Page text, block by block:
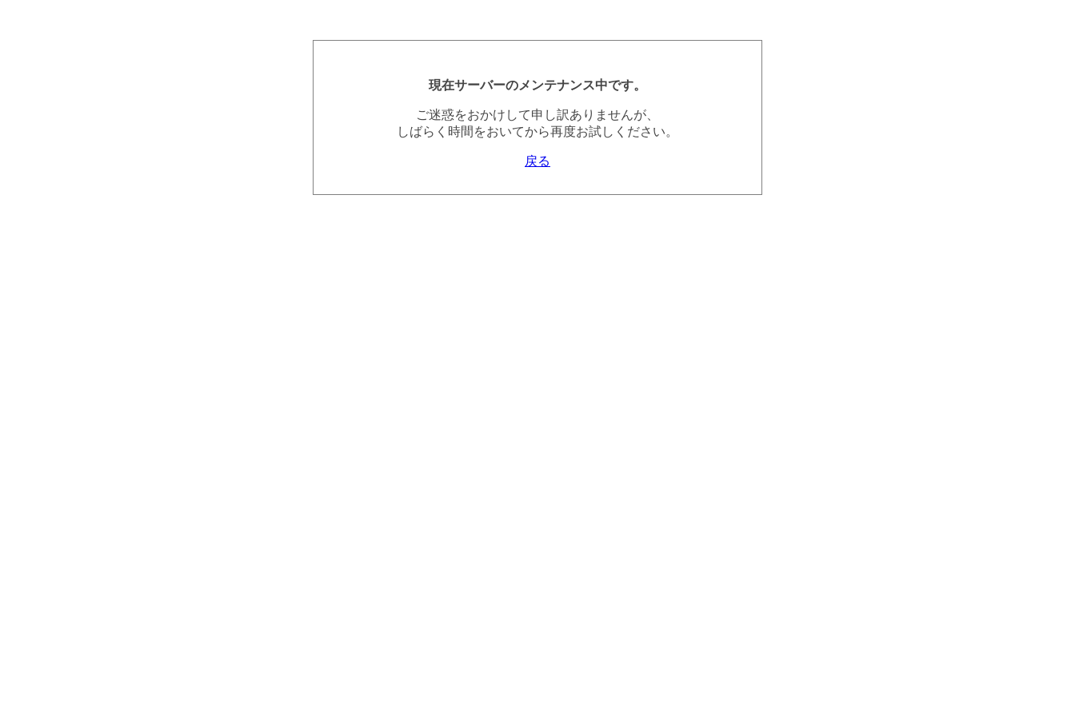
現在サーバーのメンテナンス中です。
ご迷惑をおかけして申し訳ありませんが、
しばらく時間をおいてから再度お試しください。
戻る